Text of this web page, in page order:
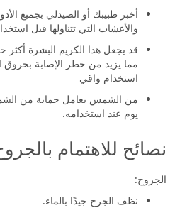
أخبر طبيبك أو الصيدلي بجميع
والأعشاب التي تتناولها قبل
قد يجعل هذا الكريم البشرة
مما يزيد من خطر الإصابة
استخدام واقي
يوم عند استخدامه.
نصائح للاهتمام
الجروح:
نظف الجرح جيدًا بالماء.